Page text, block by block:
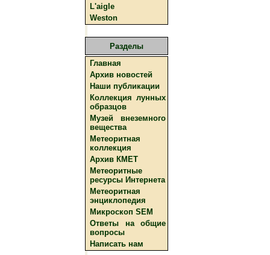
L'aigle
Weston
Разделы
Главная
Архив новостей
Наши публикации
Коллекция лунных
образцов
Музей внеземного
вещества
Метеоритная
коллекция
Архив КМЕТ
Метеоритные
ресурсы Интернета
Метеоритная
энциклопедия
Микроскоп SEM
Ответы на общие
вопросы
Написать нам